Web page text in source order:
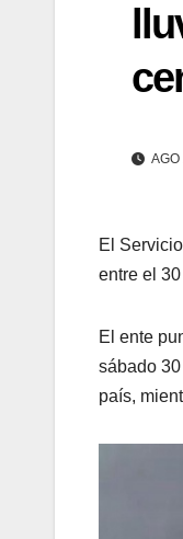
AGO
El
entre el
El ente
sábado
país,